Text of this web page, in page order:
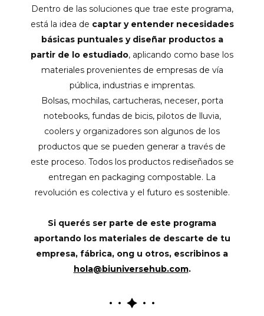
Dentro de las soluciones que trae este programa,
está la idea de captar y entender necesidades
básicas puntuales y diseñar productos a
partir de lo estudiado, aplicando como base los
materiales provenientes de empresas de vía
pública, industrias e imprentas.
Bolsas, mochilas, cartucheras, neceser, porta
notebooks, fundas de bicis, pilotos de lluvia,
coolers y organizadores son algunos de los
productos que se pueden generar a través de
este proceso. Todos los productos rediseñados se
entregan en packaging compostable. La
revolución es colectiva y el futuro es sostenible.
Si querés ser parte de este programa
aportando los materiales de descarte de tu
empresa, fábrica, ong u otros, escribinos a
hola@biuniversehub.com.